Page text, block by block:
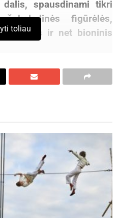
spausdinami tikri
figūrėlės,
vandens ir net bioninis
bei kai kurių
trimačio spausdinimo
juolab Panevėžyje,
toliau